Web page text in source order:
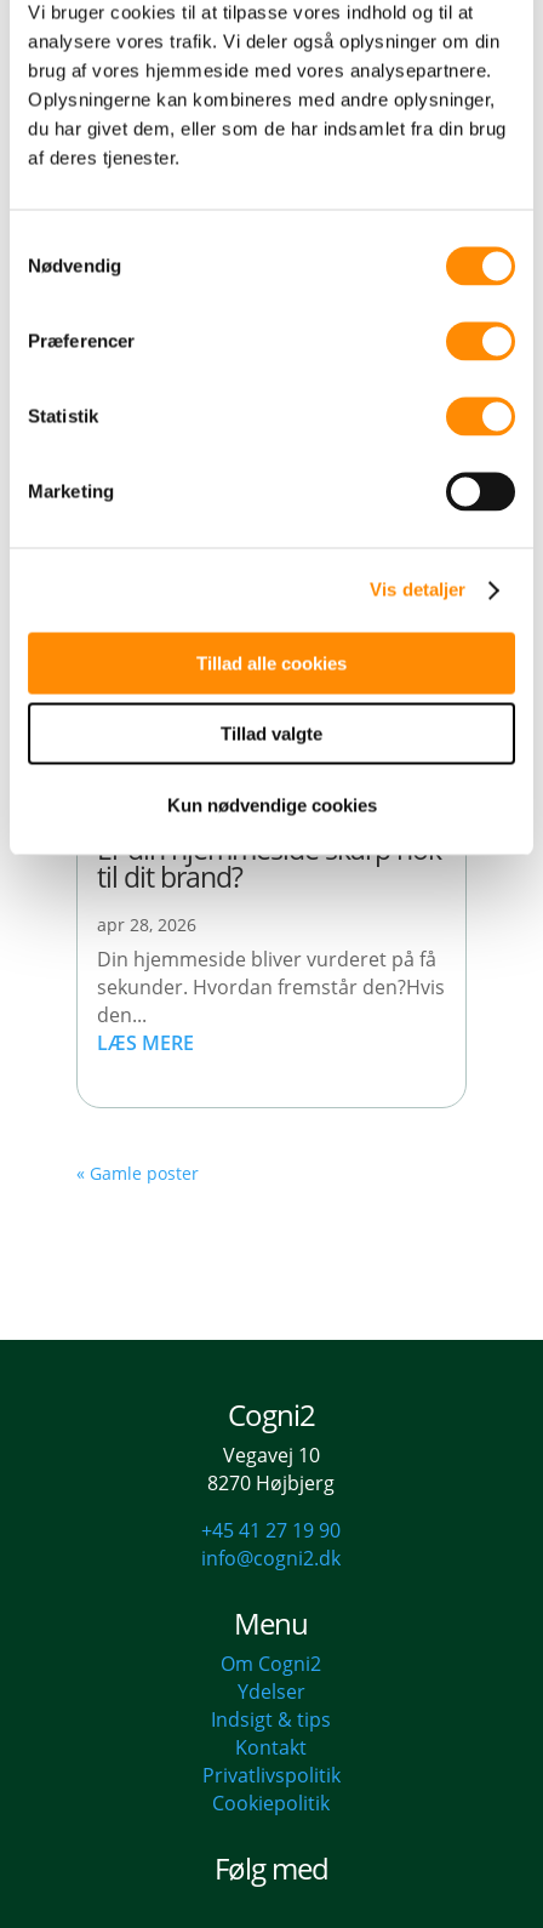
Vi bruger cookies til at tilpasse vores indhold og til at
analysere vores trafik. Vi deler også oplysninger om din
brug af vores hjemmeside med vores analysepartnere.
Oplysningerne kan kombineres med andre oplysninger,
du har givet dem, eller som de har indsamlet fra din brug
af deres tjenester.
Nødvendig
Præferencer
Statistik
Marketing
Vis detaljer
Tillad alle cookies
Tillad valgte
Kun nødvendige cookies
TILBAGE TIL OVERSIGT
Mit sommerønske er flere
Vi taler mindre og mindre sammen.
LÆS MERE
Kan jeres kommunikation
interessante og gode kommunikation
begynder.I en...
LÆS MERE
Er din hjemmeside skarp nok
til dit brand?
apr 28, 2026
Din hjemmeside bliver vurderet på få
sekunder. Hvordan fremstår den?Hvis
den...
LÆS MERE
« Gamle poster
Cogni2
Vegavej 10
8270 Højbjerg
+45 41 27 19 90
info@cogni2.dk
Menu
Om Cogni2
Ydelser
Indsigt & tips
Kontakt
Privatlivspolitik
Cookiepolitik
Følg med